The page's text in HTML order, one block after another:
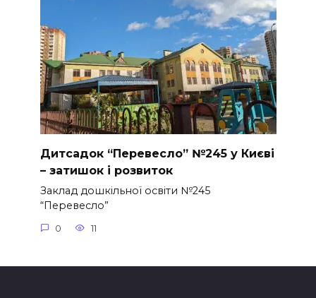
Дитсадок “Перевесло” №245 у Києві
– затишок і розвиток
Заклад дошкільної освіти №245
“Перевесло”
0 11